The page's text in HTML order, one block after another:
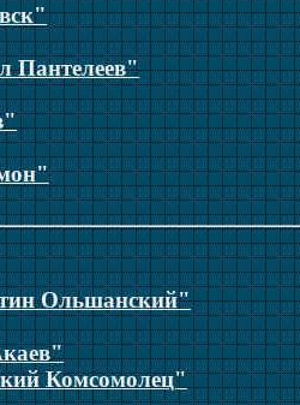
Пантелеев"
Ольшанский"
Комсомолец"